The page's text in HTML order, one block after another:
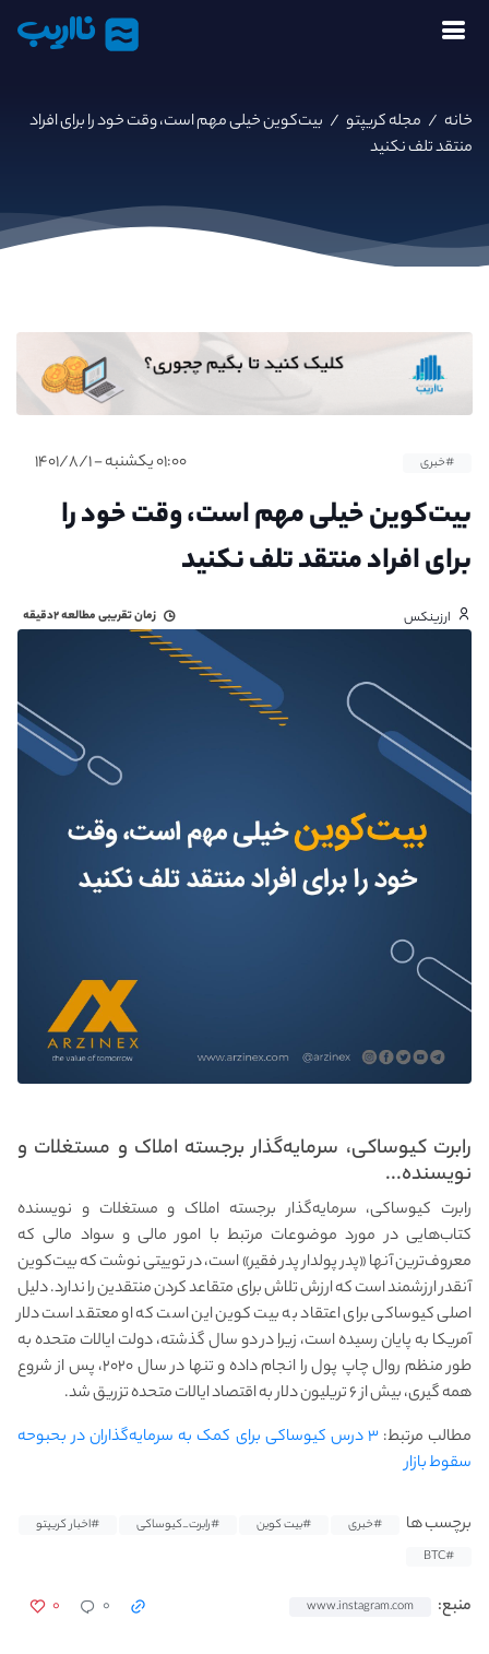
نااریب
خانه / مجله کریپتو / بیت‌کوین خیلی مهم است، وقت خود را برای افراد
منتقد تلف نکنید
#خبری ۰۱:۰۰ یکشنبه - ۱۴۰۱/۸/۱
بیت‌کوین خیلی مهم است، وقت خود را
برای افراد منتقد تلف نکنید
ارزینکس زمان تقریبی مطالعه۲دقیقه
رابرت کیوساکی، سرمایه‌گذار برجسته املاک و مستغلات و
نویسنده...
رابرت کیوساکی، سرمایه‌گذار برجسته املاک و مستغلات و نویسنده
کتاب‌هایی در مورد موضوعات مرتبط با امور مالی و سواد مالی که
معروف‌ترین آنها «پدر پولدار پدر فقیر» است، در توییتی نوشت که بیت‌کوین
آنقدر ارزشمند است که ارزش تلاش برای متقاعد کردن منتقدین را ندارد. دلیل
اصلی کیوساکی برای اعتقاد به بیت کوین این است که او معتقد است دلار
آمریکا به پایان رسیده است، زیرا در دو سال گذشته، دولت ایالات متحده به
طور منظم روال چاپ پول را انجام داده و تنها در سال ۲۰۲۰، پس از شروع
همه گیری، بیش از ۶ تریلیون دلار به اقتصاد ایالات متحده تزریق شد.
مطالب مرتبط: ۳ درس کیوساکی برای کمک به سرمایه‌گذاران در بحبوحه
سقوط بازار
برچسب ها #خبری #بیت کوین #رابرت_کیوساکی
#اخبار کریپتو
#BTC
منبع: www.instagram.com ۰ ۰